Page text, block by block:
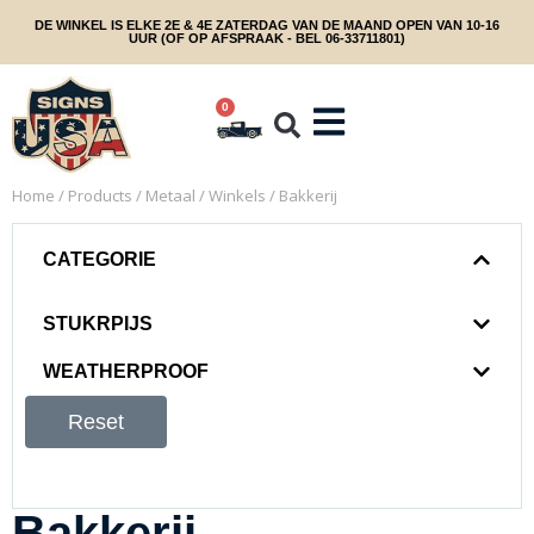
DE WINKEL IS ELKE 2E & 4E ZATERDAG VAN DE MAAND OPEN VAN 10-16
UUR (OF OP AFSPRAAK - BEL 06-33711801)
0
Home / Products / Metaal /Winkels / Bakkerij
CATEGORIE
STUKRPIJS
WEATHERPROOF
Reset